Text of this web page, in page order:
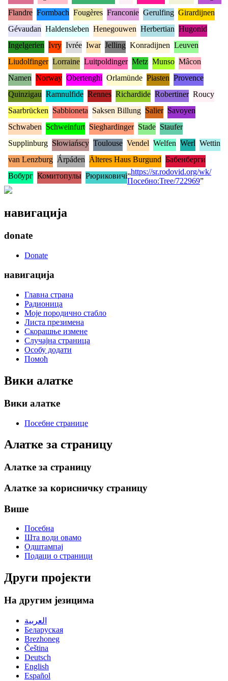
Flandre Formbach Fougères Franconie Gerulfing Girardijnen
Gévaudan Haldensleben Henegouwen Herbertian Hugonid
Ingelgerien Ivry Ivrée Iwar Jelling Konradijnen Leuven
Liudolfinger Lorraine Luitpoldinger Metz Munso Mâcon
Namen Norway Obertenghi Orlamünde Piasten Provence
Quinzigau Ramnulfide Rennes Richardide Robertiner Roucy
Saarbrücken Sabbioneta Saksen Billung Salier Savoyen
Schwaben Schweinfurt Sieghardinger Stade Staufer
Supplinburg Słowiańscy Toulouse Vendel Welfen Werl Wettin
van Lenzburg Árpáden Älteres Haus Burgund Бабенберги
Вобург Комитопулы Рюриковичі„https://sr.rodovid.org/wk/
Посебно:Tree/722969”
навигација
donate
Donate
навигација
Главна страна
Радионица
Моје породично стабло
Листа презимена
Скорашње измене
Случајна страница
Особу додати
Помоћ
Вики алатке
Вики алатке
Посебне странице
Алатке за страницу
Алатке за страницу
Алатке за корисничку страницу
Више
Посебна
Шта води овамо
Одштампај
Подаци о страници
Други пројекти
На другим језицима
العربية
Беларуская
Brezhoneg
Čeština
Deutsch
English
Español